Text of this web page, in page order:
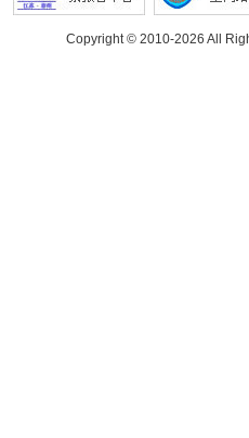
Copyright © 2010-2026 All